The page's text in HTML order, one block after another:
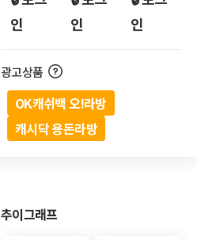
인
인
인
광고상품
OK캐쉬백 오!라방
캐시닥 용돈라방
추이그래프